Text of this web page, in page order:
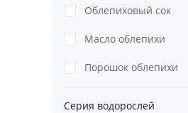
Облепиховый сок
Масло облепихи
Порошок облепихи
Серия водорослей